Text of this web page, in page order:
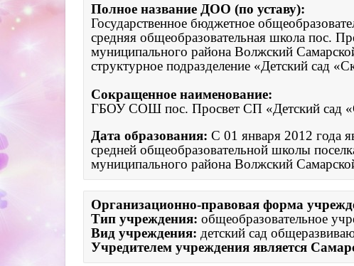
Полное название ДОО (по уставу):
Государственное бюджетное
средняя общеобразовательная школа пос.
муниципального района Волжский
структурное подразделение «Детский сад
Cокращенное наименование:
ГБОУ СОШ пос. Просвет СП «Детский сад
Дата образования: С 01 января 2012 года
средней общеобразовательной школы
муниципального района Волжский
Организационно-правовая форма
Тип учреждения:
Вид учреждения: детский сад
Учредителем учреждения является